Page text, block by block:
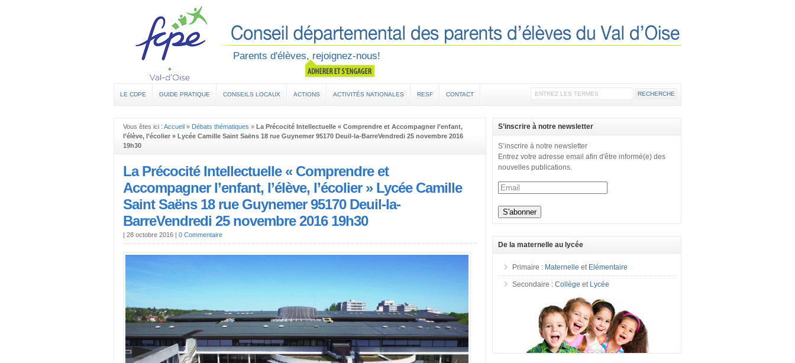
Parents d'élèves, rejoignez-nous!
LE CDPE GUIDE PRATIQUE CONSEILS LOCAUX ACTIONS ACTIVITÉS NATIONALES RESF CONTACT
Vous êtes ici : Accueil » Débats thématiques » La Précocité Intellectuelle « Comprendre et Accompagner l’enfant,
l’élève, l’écolier » Lycée Camille Saint Saëns 18 rue Guynemer 95170 Deuil-la-BarreVendredi 25 novembre 2016
19h30
La Précocité Intellectuelle « Comprendre et
Accompagner l’enfant, l’élève, l’écolier » Lycée Camille
Saint Saëns 18 rue Guynemer 95170 Deuil-la-
BarreVendredi 25 novembre 2016 19h30
| 28 octobre 2016 | 0 Commentaire
S’inscrire à notre newsletter
S’inscrire à notre newsletter
Entrez votre adresse email afin d'être informé(e) des
nouvelles publications.
De la maternelle au lycée
Primaire : Maternelle et Elémentaire
Secondaire :Collège et Lycée